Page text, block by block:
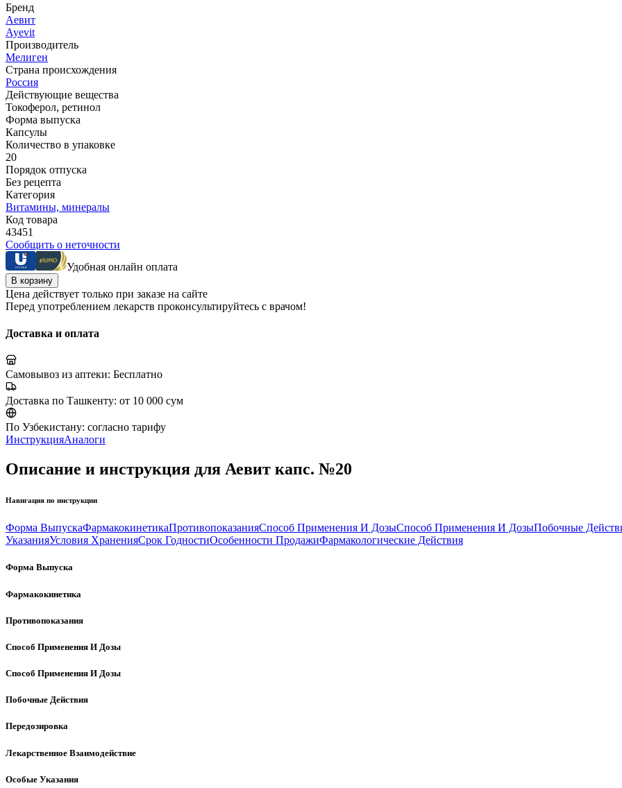
Бренд
Аевит
Ayevit
Производитель
Мелиген
Страна происхождения
Россия
Действующие вещества
Токоферол, ретинол
Форма выпуска
Капсулы
Количество в упаковке
20
Порядок отпуска
Без рецепта
Категория
Витамины, минералы
Код товара
43451
Сообщить о неточности
Удобная онлайн оплата
В корзину
Цена действует только при заказе на сайте
Перед употреблением лекарств проконсультируйтесь с врачом!
Доставка и оплата
Самовывоз из аптеки: Бесплатно
Доставка по Ташкенту: от 10 000 сум
По Узбекистану: согласно тарифу
ИнструкцияАналоги
Описание и инструкция для Аевит капс. №20
Навигация по инструкции
Форма ВыпускаФармакокинетикаПротивопоказанияСпособ Применения И ДозыСпособ Применения И ДозыПобочные
УказанияУсловия ХраненияСрок ГодностиОсобенности ПродажиФармакологические Действия
Форма Выпуска
Фармакокинетика
Противопоказания
Способ Применения И Дозы
Способ Применения И Дозы
Побочные Действия
Передозировка
Лекарственное Взаимодействие
Особые Указания